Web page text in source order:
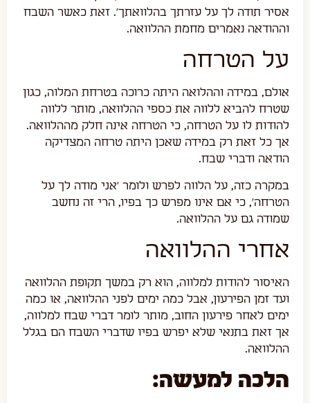
אסיר תודה לך על עזרתך בהלוואתך'. זאת כאשר השבח
וההודאה נאמרים מחמת ההלוואה.
על הטרחה
אולם, במידה וההלואה היתה כרוכה בטרחת המלוה, כגון
שטרח להביא ללווה את כספי ההלוואה, מותר ללווה
להודות לו על הטרחה, כי הטרחה אינה חלק מההלוואה.
אך כל זאת רק במידה שאכן היתה טרחה המצדיקה
הודאה ודברי שבח.
במקרה כזה, על הלווה לפרש ולומר 'אני מודה לך על
הטרחה', כי אם אינו מפרש כך בפיו, הרי זה נחשב
שמודה גם על ההלוואה.
אחרי ההלוואה
האיסור להודות למלווה, הוא רק במשך תקופת ההלוואה
ועד זמן הפירעון, אבל כמה ימים לפני ההלוואה, או כמה
ימים לאחר פירעון החוב, מותר לומר דברי שבח למלווה,
אך זאת בתנאי שלא יפרש בפיו שדברי השבח הם בגלל
ההלוואה.
הלכה למעשה: